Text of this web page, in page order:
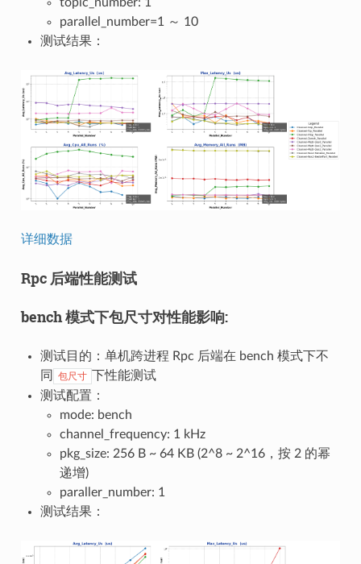
parallel_number=1 ～ 10
测试结果：
详细数据
Rpc 后端性能测试
bench 模式下包尺寸对性能影响:
测试目的：单机跨进程 Rpc 后端在 bench 模式下不
同
包尺寸
下性能测试
测试配置：
mode: bench
channel_frequency: 1 kHz
pkg_size: 256 B ~ 64 KB (2^8 ~ 2^16，按 2 的幂
递增)
paraller_number: 1
测试结果：